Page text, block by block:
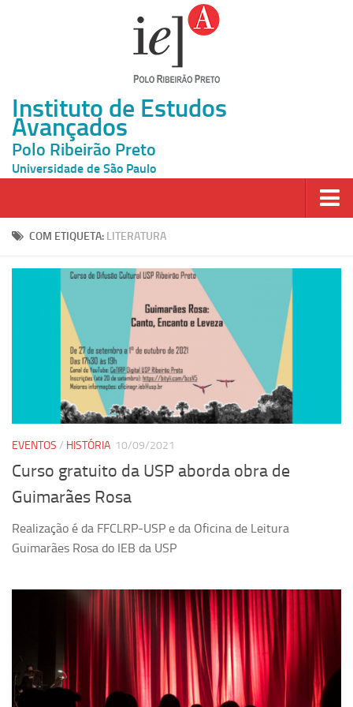
Instituto de Estudos
Avançados
Polo Ribeirão Preto
Universidade de São Paulo
Página Inicial
Inscrição
Grupos de Estudo
em Saúde com foco em Populações Vulneráveis
Grupos de estudo encerrados
Criminologia Experimental e Segurança Pública
Direito e Tecnologia (Tech Law)
Grupo de Pesquisa GPUBLIC – Centro de Estudos em Gestão
e Políticas Públicas Contemporâneas
Grupos de pesquisa encerrados
COM ETIQUETA: LITERATURA
EVENTOS / HISTÓRIA 10/09/2021
Curso gratuito da USP aborda obra de
Guimarães Rosa
Realização é da FFCLRP-USP e da Oficina de Leitura
Guimarães Rosa do IEB da USP